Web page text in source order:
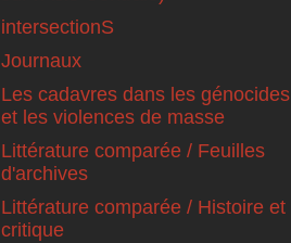
intersectionS
Journaux
Les cadavres dans les génocides
et les violences de masse
Littérature comparée / Feuilles
d'archives
Littérature comparée / Histoire et
critique